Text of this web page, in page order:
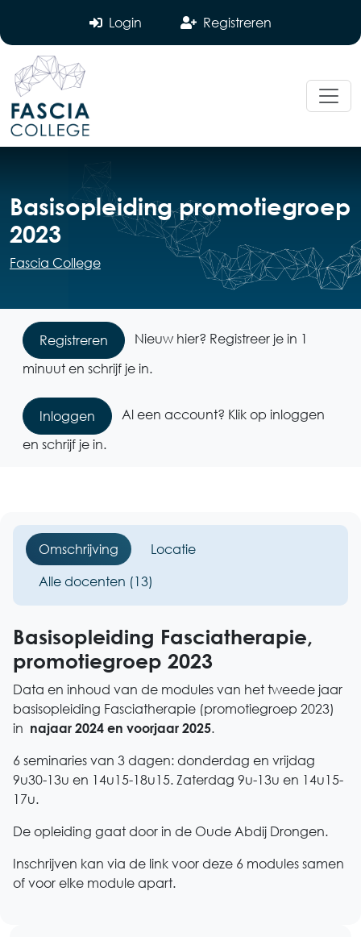
Login Registreren
Basisopleiding promotiegroep
2023
Fascia College
Registreren
Nieuw hier? Registreer je in 1
minuut en schrijf je in.
Inloggen
Al een account? Klik op inloggen
en schrijf je in.
Omschrijving
Locatie
Alle docenten (13)
Basisopleiding Fasciatherapie,
promotiegroep 2023
Data en inhoud van de modules van het tweede jaar
basisopleiding Fasciatherapie (promotiegroep 2023)
in najaar 2024 en voorjaar 2025.
6 seminaries van 3 dagen: donderdag en vrijdag
9u30-13u en 14u15-18u15. Zaterdag 9u-13u en 14u15-
17u.
De opleiding gaat door in de Oude Abdij Drongen.
Inschrijven kan via de link voor deze 6 modules samen
of voor elke module apart.